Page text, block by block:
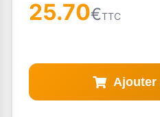
25.70€TTC
Ajouter